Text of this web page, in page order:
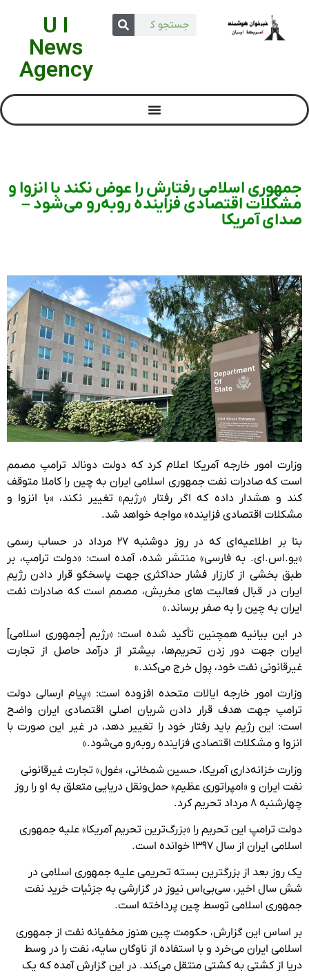
U I
News
Agency
جمهوری اسلامی رفتارش را عوض نکند با انزوا و
مشکلات اقتصادی فزاینده روبه‌رو می‌شود –
صدای آمریکا
وزارت امور خارجه آمریکا اعلام کرد که دولت دونالد ترامپ مصمم
است که صادرات نفت جمهوری اسلامی ایران به چین را کاملا متوقف
کند و هشدار داده که اگر رفتار «رژیم» تغییر نکند، «با انزوا و
مشکلات اقتصادی فزاینده» مواجه خواهد شد.
بنا بر اطلاعیه‌ای که در روز دوشنبه ۲۷ مرداد در حساب رسمی
«یو.اس.ای. به فارسی» منتشر شده، آمده است: «دولت ترامپ، بر
طبق بخشی از کارزار فشار حداکثری جهت پاسخگو قرار دادن رژیم
ایران در قبال فعالیت های مخربش، مصمم است که صادرات نفت
ایران به چین را به صفر برساند.»
در این بیانیه همچنین تأکید شده است: «رژیم [جمهوری اسلامی]
ایران جهت دور زدن تحریم‌ها، بیشتر از درآمد حاصل از تجارت
غیرقانونی نفت خود، پول خرج می‌کند.»
وزارت امور خارجه ایالات متحده افزوده است: «پیام ارسالی دولت
ترامپ جهت هدف قرار دادن شریان اصلی اقتصادی ایران واضح
است: این رژیم باید رفتار خود را تغییر دهد، در غیر این صورت با
انزوا و مشکلات اقتصادی فزاینده روبه‌رو می‌شود.»
وزارت خزانه‌داری آمریکا، حسین شمخانی، «غول» تجارت غیرقانونی
نفت ایران و «امپراتوری عظیم» حمل‌ونقل دریایی متعلق به او را روز
چهارشنبه ۸ مرداد تحریم کرد.
دولت ترامپ این تحریم را «بزرگ‌ترین تحریم آمریکا» علیه جمهوری
اسلامی ایران از سال ۱۳۹۷ خوانده است.
یک روز بعد از بزرگترین بسته تحریمی علیه جمهوری اسلامی در
شش سال اخیر، سی‌بی‌اس نیوز در گزارشی به جزئیات خرید نفت
جمهوری اسلامی توسط چین پرداخته است.
بر اساس این گزارش، حکومت چین هنوز مخفیانه نفت از جمهوری
اسلامی ایران می‌خرد و با استفاده از ناوگان سایه، نفت را در وسط
دریا از کشتی به کشتی منتقل می‌کند. در این گزارش آمده که یک